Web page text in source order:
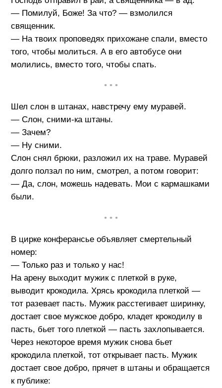
— Помилуй, Боже! За что? — взмолился
священник.
— На твоих проповедях прихожане спали, вместо
того, чтобы молиться. А в его автобусе они
молились, вместо того, чтобы спать.
• • •
Шел слон в штанах, навстречу ему муравей.
— Слон, сними-ка штаны.
— Зачем?
— Ну сними.
Слон снял брюки, разложил их на траве. Муравей
долго ползал по ним, смотрел, а потом говорит:
— Да, слон, можешь надевать. Мои с кармашками
были.
• • •
В цирке конферансье объявляет смертельный
номер:
— Только раз и только у нас!
На арену выходит мужик с плеткой в руке,
выводит крокодила. Хрясь крокодила плеткой —
тот разевает пасть. Мужик расстегивает ширинку,
достает свое мужское добро, кладет крокодилу в
пасть, бьет того плеткой — пасть захлопывается.
Через некоторое время мужик снова бьет
крокодила плеткой, тот открывает пасть. Мужик
достает свое добро, прячет в штаны и обращается
к публике: